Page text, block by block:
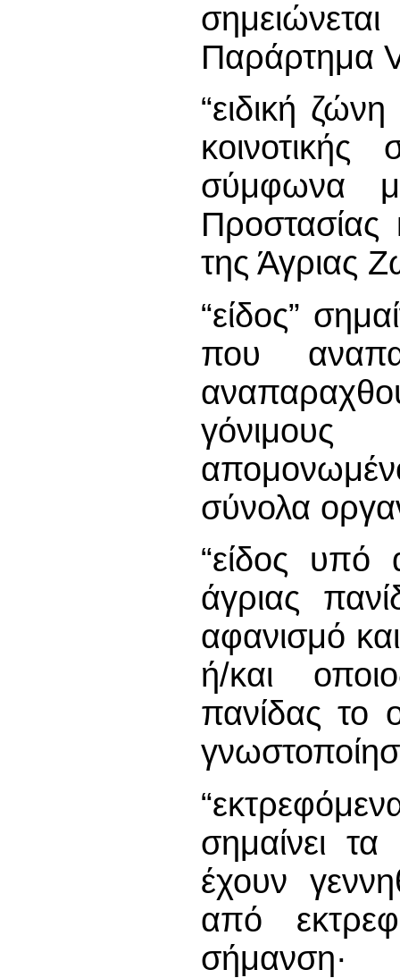
Παράρτημα
“ειδική
σύμφωνα
Προστασίας
της Άγριας
“είδος”
που
σύνολα
“είδος υπό
άγριας
αφανισμό
ή/και
πανίδας το
σημαίνει
έχουν
από
σήμανση·